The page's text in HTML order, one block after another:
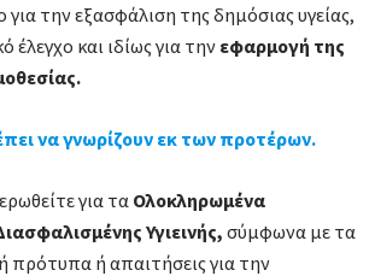
για την εξασφάλιση της δημόσιας υγείας,
έλεγχο και ιδίως για την εφαρμογή της
να γνωρίζουν εκ των προτέρων.
για τα Ολοκληρωμένα
Υγιεινής, σύμφωνα με τα
πρότυπα ή απαιτήσεις για την